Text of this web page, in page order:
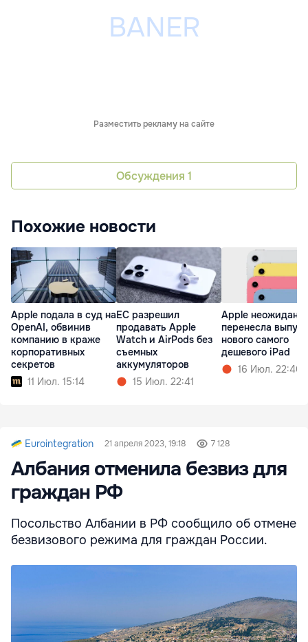
Разместить рекламу на сайте
Обсуждения 1
Похожие новости
Apple подала в суд на
OpenAI, обвинив
компанию в краже
корпоративных
секретов
11 Июл. 15:14
ЕС разрешил
продавать Apple
Watch и AirPods без
съемных
аккумуляторов
15 Июл. 22:41
Apple
перенесла выпуск
нового самого
дешевого iPad
16 Июл. 22:40
Eurointegration 21 апреля 2023, 19:18 7 128
Албания отменила безвиз для
граждан РФ
Посольство Албании в РФ сообщило об отмене
безвизового режима для граждан России.